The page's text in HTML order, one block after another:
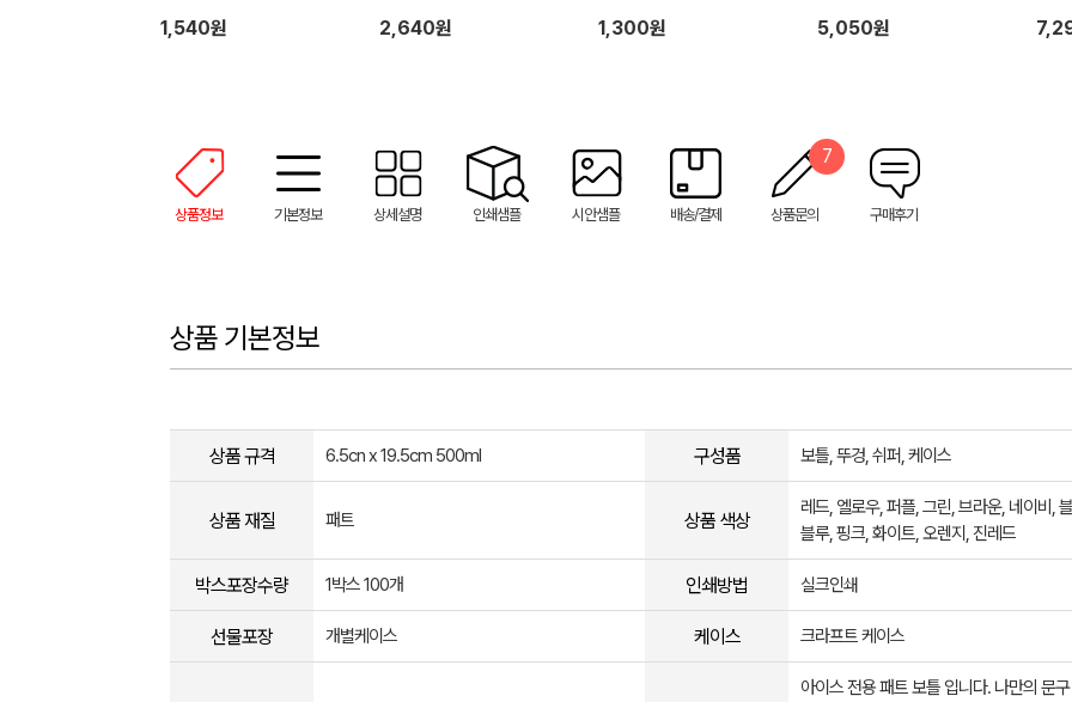
1,540원 2,640원 1,300원 5,050원
상품정보 기본정보 상세설명 인쇄샘플 시안샘플 배송/결제 상품문의
7
구매후기
상품 기본정보
상품 규격 6.5cn x 19.5cm 500ml 구성품 보틀, 뚜겅, 쉬퍼, 케이스
상품 재질 패트 상품 색상
레드, 엘로우, 퍼플, 그린, 브라운, 네이비,
블루, 핑크, 화이트, 오렌지, 진레드
박스포장수량 1박스 100개 인쇄방법 실크인쇄
선물포장 개별케이스 케이스 크라프트 케이스
아이스 전용 패트 보틀 입니다. 나만의 문